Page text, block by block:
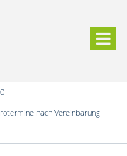
nach Vereinbarung